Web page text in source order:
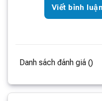
Viết bình luận
Danh sách đánh giá ()